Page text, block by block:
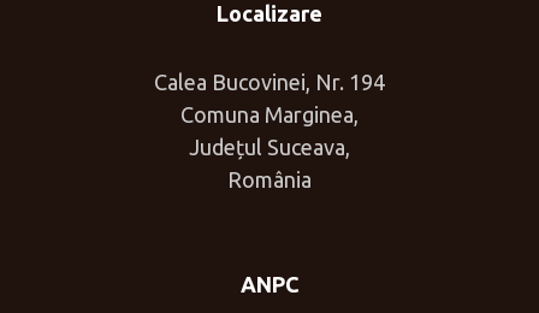
Localizare
Calea Bucovinei, Nr. 194
Comuna Marginea,
Județul Suceava,
România
ANPC